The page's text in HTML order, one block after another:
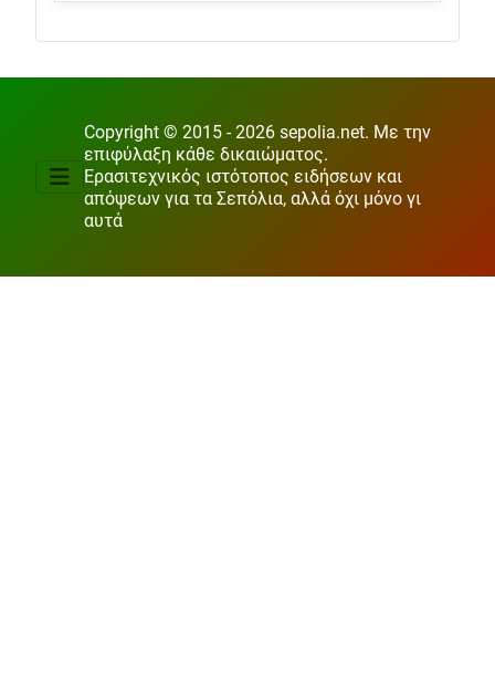
Copyright © 2015 - 2026 sepolia.net. Με την
επιφύλαξη κάθε δικαιώματος.
Ερασιτεχνικός ιστότοπος ειδήσεων και
απόψεων για τα Σεπόλια, αλλά όχι μόνο γι
αυτά